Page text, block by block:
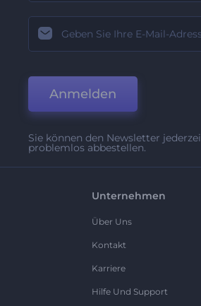
Anmelden
Sie können den Newsletter
problemlos abbestellen.
Unternehmen
Über Uns
Kontakt
Karriere
Hilfe Und Support